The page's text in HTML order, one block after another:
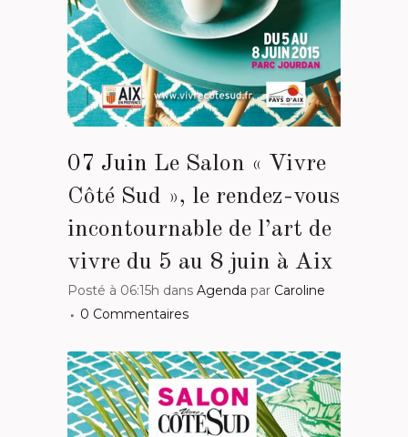
07 Juin Le Salon « Vivre
Côté Sud », le rendez-vous
incontournable de l’art de
vivre du 5 au 8 juin à Aix
Posté à 06:15h dans Agenda par Caroline
0 Commentaires